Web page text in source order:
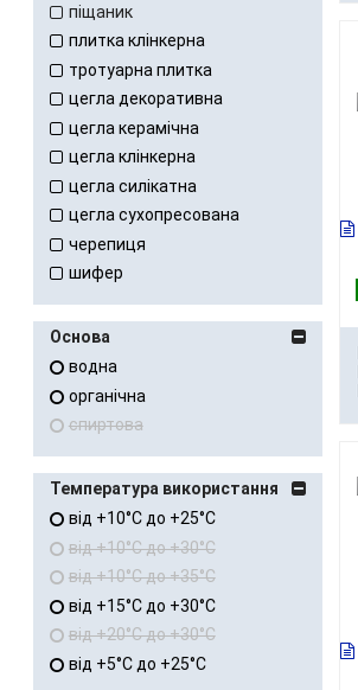
піщаник
плитка клінкерна
тротуарна плитка
цегла декоративна
цегла керамічна
цегла клінкерна
цегла силікатна
цегла сухопресована
черепиця
шифер
Основа
водна
органічна
спиртова
Температура використання
від +10°C до +25°C
від +10°C до +30°C
від +10°C до +35°C
від +15°C до +30°C
від +20°C до +30°C
від +5°C до +25°C